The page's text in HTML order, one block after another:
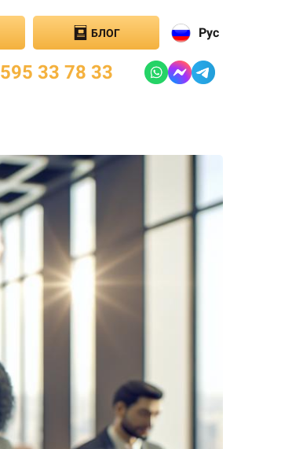
БЛОГ Рус
595 33 78 33